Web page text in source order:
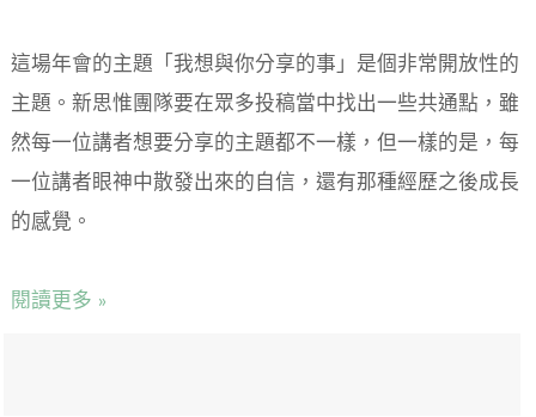
這場年會的主題「我想與你分享的事」是個非常開放性的
主題。新思惟團隊要在眾多投稿當中找出一些共通點，雖
然每一位講者想要分享的主題都不一樣，但一樣的是，每
一位講者眼神中散發出來的自信，還有那種經歷之後成長
的感覺。
閱讀更多 »